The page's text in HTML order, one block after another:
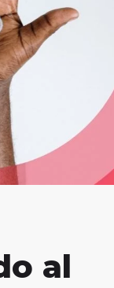
al